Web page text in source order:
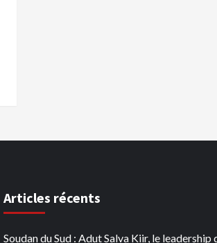
Articles récents
Soudan du Sud : Adut Salva Kiir, le leadership